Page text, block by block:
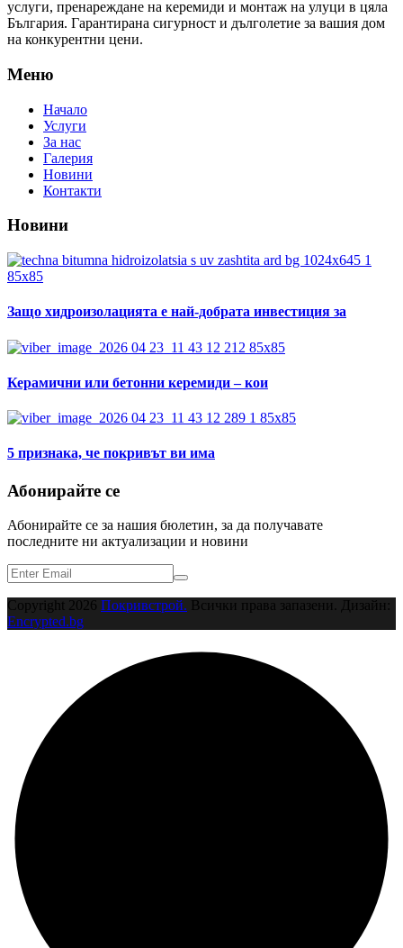
услуги, пренареждане на керемиди и монтаж на улуци в цяла
България. Гарантирана сигурност и дълголетие за вашия дом
на конкурентни цени.
Меню
Начало
Услуги
За нас
Галерия
Новини
Контакти
Новини
Защо хидроизолацията е най-добрата инвестиция за
Керамични или бетонни керемиди – кои
5 признака, че покривът ви има
Абонирайте се
Абонирайте се за нашия бюлетин, за да получавате
последните ни актуализации и новини
Copyright 2026 Покривстрой. Всички права запазени. Дизайн:
Encrypted.bg